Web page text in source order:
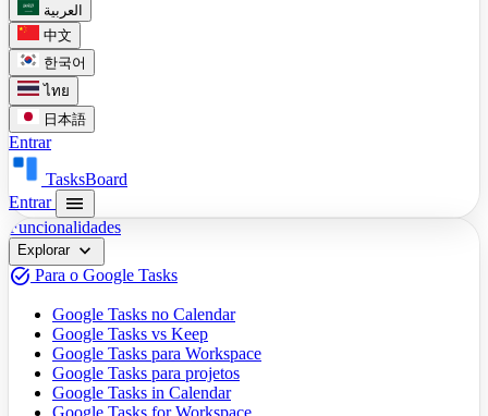
العربية
中文
한국어
ไทย
日本語
Entrar
TasksBoard
Entrar
menu
Funcionalidades
Explorar expand_more
task_alt Para o Google Tasks
Google Tasks no Calendar
Google Tasks vs Keep
Google Tasks para Workspace
Google Tasks para projetos
Google Tasks in Calendar